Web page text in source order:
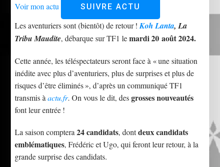
Voir mon actu
SUIVRE ACTU
Les aventuriers sont (bientôt) de retour !Koh Lanta, La
Tribu Maudite, débarque sur TF1 lemardi 20 août 2024.
Cette année, les téléspectateurs seront face à « une situation
inédite avec plus d’aventuriers, plus de surprises et plus de
risques d’être éliminés », d’après un communiqué TF1
transmis àactu.fr. On vous le dit, desgrosses nouveautés
font leur entrée !
La saison comptera24 candidats, dontdeux candidats
emblématiques, Frédéric et Ugo, qui feront leur retour, à la
grande surprise des candidats.